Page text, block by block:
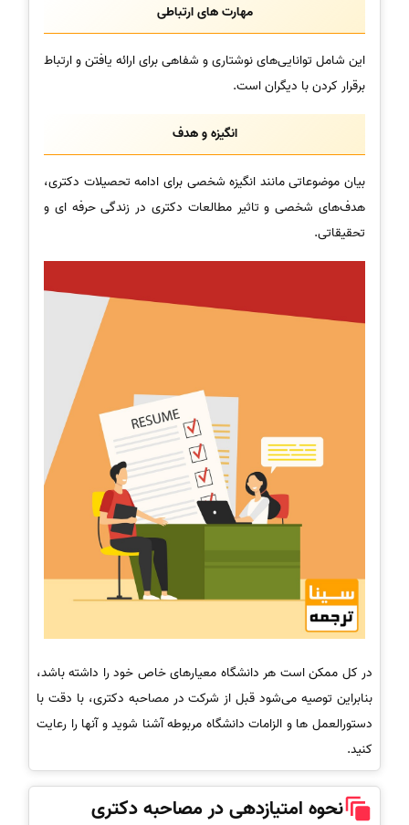
مهارت های ارتباطی
این شامل توانایی‌های نوشتاری و شفاهی برای ارائه یافتن و ارتباط
برقرار کردن با دیگران است.
انگیزه و هدف
بیان موضوعاتی مانند انگیزه شخصی برای ادامه تحصیلات دکتری،
هدف‌های شخصی و تاثیر مطالعات دکتری در زندگی حرفه ای و
تحقیقاتی.
در کل ممکن است هر دانشگاه معیارهای خاص خود را داشته باشد،
بنابراین توصیه می‌شود قبل از شرکت در مصاحبه دکتری، با دقت با
دستورالعمل ها و الزامات دانشگاه مربوطه آشنا شوید و آنها را رعایت
کنید.
نحوه امتیازدهی در مصاحبه دکتری